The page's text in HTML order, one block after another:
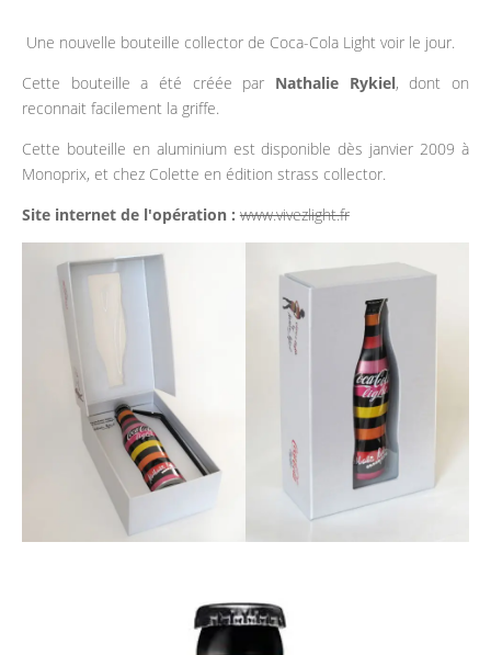
Une nouvelle bouteille collector de Coca-Cola Light voir le jour.
Cette bouteille a été créée par Nathalie Rykiel, dont on
reconnait facilement la griffe.
Cette bouteille en aluminium est disponible dès janvier 2009 à
Monoprix, et chez Colette en édition strass collector.
Site internet de l'opération : www.vivezlight.fr